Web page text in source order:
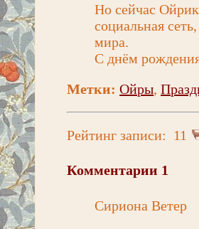
Но сейчас
социальная
мира.
С днём
Метки: Ойры,
Рейтинг записи: 11
Комментарии 1
Сириона Ветер